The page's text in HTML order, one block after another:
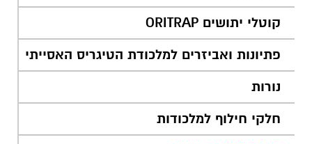
קוטלי יתושים ORITRAP
פתיונות ואביזרים למלכודת הטיגריס האסייתי
נורות
חלקי חילוף למלכודות